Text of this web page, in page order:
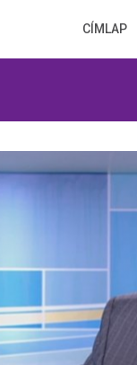
CÍMLAP